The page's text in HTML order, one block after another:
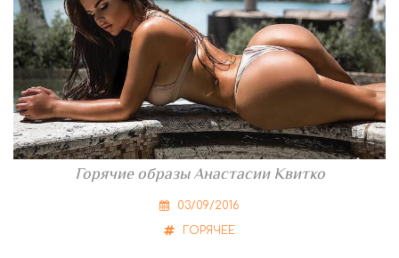
Горячие образы Анастасии Квитко
03/09/2016
ГОРЯЧЕЕ